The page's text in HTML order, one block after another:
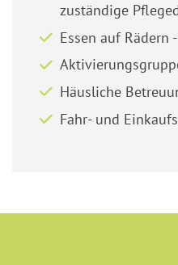
zuständige
Essen auf Rädern
Häusliche
Fahr- und